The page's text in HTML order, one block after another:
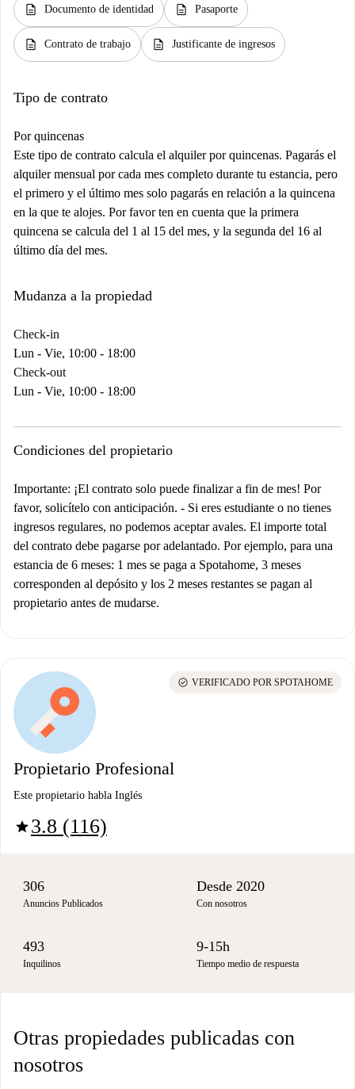
description Documento de identidad description Pasaporte
description Contrato de trabajo description Justificante de ingresos
Tipo de contrato
Por quincenas
Este tipo de contrato calcula el alquiler por quincenas. Pagarás el
alquiler mensual por cada mes completo durante tu estancia, pero
el primero y el último mes solo pagarás en relación a la quincena
en la que te alojes. Por favor ten en cuenta que la primera
quincena se calcula del 1 al 15 del mes, y la segunda del 16 al
último día del mes.
Mudanza a la propiedad
Check-in
Lun - Vie, 10:00 - 18:00
Check-out
Lun - Vie, 10:00 - 18:00
Condiciones del propietario
Importante: ¡El contrato solo puede finalizar a fin de mes! Por
favor, solicítelo con anticipación. - Si eres estudiante o no tienes
ingresos regulares, no podemos aceptar avales. El importe total
del contrato debe pagarse por adelantado. Por ejemplo, para una
estancia de 6 meses: 1 mes se paga a Spotahome, 3 meses
corresponden al depósito y los 2 meses restantes se pagan al
propietario antes de mudarse.
Propietario Profesional
Este propietario habla Inglés
star3.8 (116)
check_circle VERIFICADO POR SPOTAHOME
306
Anuncios Publicados
Desde 2020
Con nosotros
493
Inquilinos
9-15h
Tiempo medio de respuesta
Otras propiedades publicadas con
nosotros